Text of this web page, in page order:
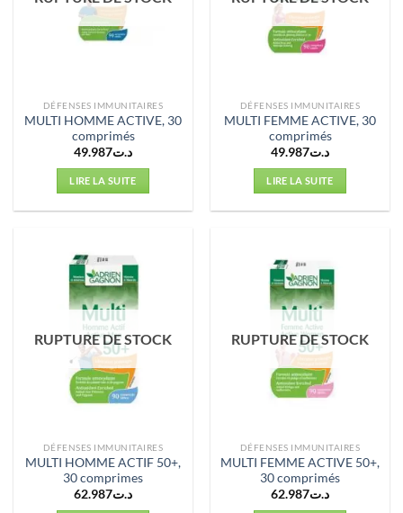
DÉFENSES IMMUNITAIRES
MULTI HOMME ACTIVE, 30
comprimés
د.ت49.987
LIRE LA SUITE
DÉFENSES IMMUNITAIRES
MULTI FEMME ACTIVE, 30
comprimés
د.ت49.987
LIRE LA SUITE
RUPTURE DE STOCK
DÉFENSES IMMUNITAIRES
MULTI HOMME ACTIF 50+,
30 comprimes
د.ت62.987
RUPTURE DE STOCK
DÉFENSES IMMUNITAIRES
MULTI FEMME ACTIVE 50+,
30 comprimés
د.ت62.987